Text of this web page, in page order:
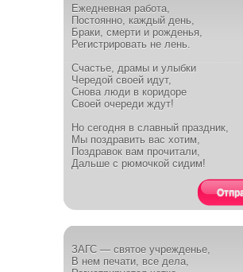
Ежедневная работа,
Постоянно, каждый день,
Браки, смерти и рожденья,
Регистрировать не лень.
Счастье, драмы и улыбки
Чередой своей идут,
Снова люди в коридоре
Своей очереди ждут!
Но сегодня в славный праздник,
Мы поздравить вас хотим,
Поздравок вам прочитали,
Дальше с рюмочкой сидим!
ЗАГС — святое учрежденье,
В нем печати, все дела,